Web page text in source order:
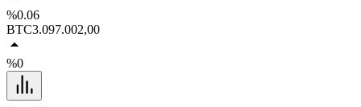
%0.06
BTC3.097.002,00
%0